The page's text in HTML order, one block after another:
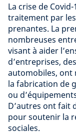
La crise de
traitement par
prenantes. La
nombreuses
visant à aider
d’entreprises,
automobiles, ont
la fabrication de
ou
D’autres ont fait
pour soutenir la
sociales.